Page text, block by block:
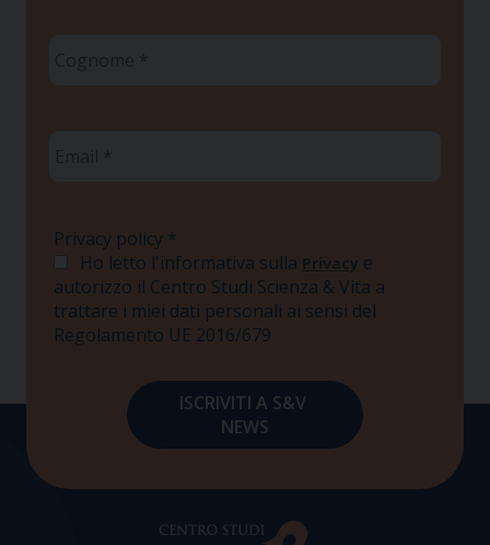
Privacy policy *
Ho letto l'informativa sulla Privacy e
autorizzo il Centro Studi Scienza & Vita a
trattare i miei dati personali ai sensi del
Regolamento UE 2016/679